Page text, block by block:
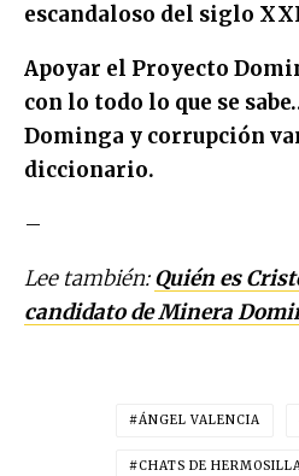
escandaloso del siglo
Apoyar el Proyecto
con lo todo lo que se
Dominga y corrupción
diccionario.
–
Lee también:Quién es
candidato de Minera
ÁNGEL VALENCIA
CHATS DE